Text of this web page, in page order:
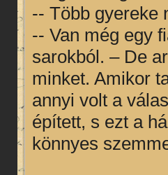
-- Több gyereke
-- Van még egy
sarokból. – De
minket. Amikor
annyi volt a
épített, s ezt a
könnyes